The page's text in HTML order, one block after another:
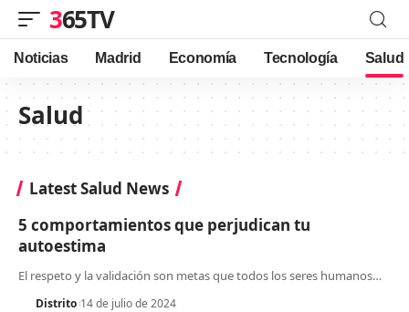
365TV
Noticias Madrid Economía Tecnología Salud
Salud
Latest Salud News
5 comportamientos que perjudican tu
autoestima
El respeto y la validación son metas que todos los seres humanos…
Distrito 14 de julio de 2024